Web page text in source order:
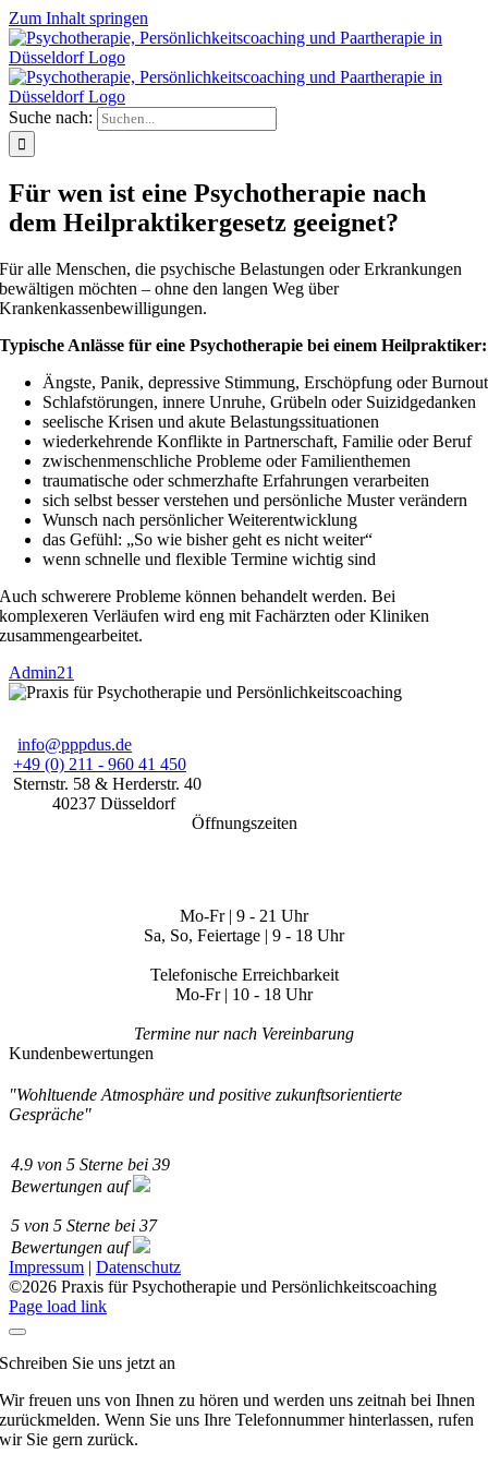
Zum Inhalt springen
Suche nach:
Für wen ist eine Psychotherapie nach
dem Heilpraktikergesetz geeignet?
Für alle Menschen, die psychische Belastungen oder Erkrankungen
bewältigen möchten – ohne den langen Weg über
Krankenkassenbewilligungen.
Typische Anlässe für eine Psychotherapie bei einem Heilpraktiker:
Ängste, Panik, depressive Stimmung, Erschöpfung oder Burnout
Schlafstörungen, innere Unruhe, Grübeln oder Suizidgedanken
seelische Krisen und akute Belastungssituationen
wiederkehrende Konflikte in Partnerschaft, Familie oder Beruf
zwischenmenschliche Probleme oder Familienthemen
traumatische oder schmerzhafte Erfahrungen verarbeiten
sich selbst besser verstehen und persönliche Muster verändern
Wunsch nach persönlicher Weiterentwicklung
das Gefühl: „So wie bisher geht es nicht weiter“
wenn schnelle und flexible Termine wichtig sind
Auch schwerere Probleme können behandelt werden. Bei
komplexeren Verläufen wird eng mit Fachärzten oder Kliniken
zusammengearbeitet.
Admin21
info@pppdus.de
+49 (0) 211 - 960 41 450
Sternstr. 58 & Herderstr. 40
40237 Düsseldorf
Öffnungszeiten
Mo-Fr | 9 - 21 Uhr
Sa, So, Feiertage | 9 - 18 Uhr
Telefonische Erreichbarkeit
Mo-Fr | 10 - 18 Uhr
Termine nur nach Vereinbarung
Kundenbewertungen
"Wohltuende Atmosphäre und positive zukunftsorientierte
Gespräche"
4.9von 5Sterne bei 39
Bewertungen auf
5von 5Sterne bei 37
Bewertungen auf
Impressum | Datenschutz
©2026 Praxis für Psychotherapie und Persönlichkeitscoaching
Page load link
Schreiben Sie uns jetzt an
Wir freuen uns von Ihnen zu hören und werden uns zeitnah bei Ihnen
zurückmelden. Wenn Sie uns Ihre Telefonnummer hinterlassen, rufen
wir Sie gern zurück.